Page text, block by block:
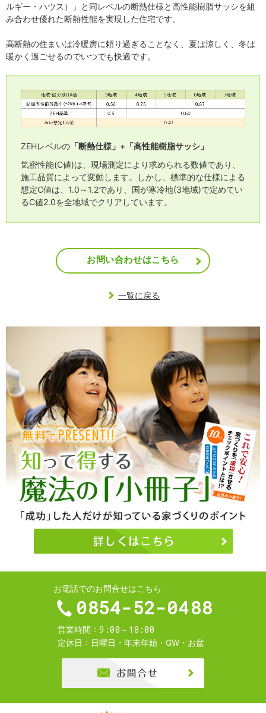
ルギー・ハウス）」と同レベルの断熱仕様と高性能樹脂サッシを組
み合わせ優れた断熱性能を実現した住宅です。
高断熱の住まいは冷暖房に頼り過ぎることなく、夏は涼しく、冬は
暖かく過ごせるのでいつでも快適です。
ZEHレベルの 「断熱仕様」 + 「高性能樹脂サッシ」
気密性能(C値)は、現場測定により求められる数値であり、
施工品質によって変動します。しかし、標準的な仕様による
想定C値は、1.0～1.2であり、国が寒冷地(3地域)で定めてい
るC値2.0を全地域でクリアしています。
お問い合わせはこちら
一覧に戻る
お電話でのお問合せはこちら
0854-52-0488
営業時間 9:00～18:00
定休日 日曜日・年末年始・GW・お盆